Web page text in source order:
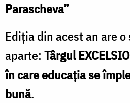
Parascheva”
Ediția din acest an are
aparte: Târgul
în care educația se
bună.